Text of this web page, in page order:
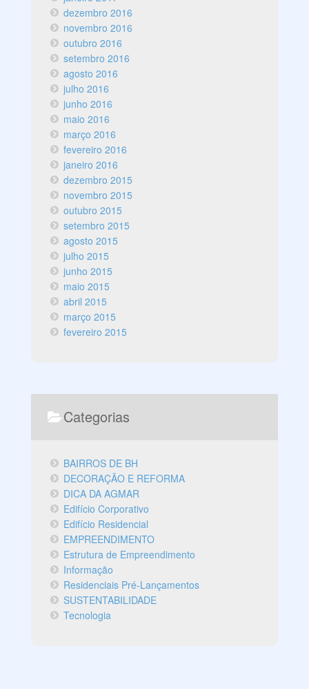
dezembro 2016
novembro 2016
outubro 2016
setembro 2016
agosto 2016
julho 2016
junho 2016
maio 2016
março 2016
fevereiro 2016
janeiro 2016
dezembro 2015
novembro 2015
outubro 2015
setembro 2015
agosto 2015
julho 2015
junho 2015
maio 2015
abril 2015
março 2015
fevereiro 2015
Categorias
BAIRROS DE BH
DECORAÇÃO E REFORMA
DICA DA AGMAR
Edifício Corporativo
Edifício Residencial
EMPREENDIMENTO
Estrutura de Empreendimento
Informação
Residenciais Pré-Lançamentos
SUSTENTABILIDADE
Tecnologia